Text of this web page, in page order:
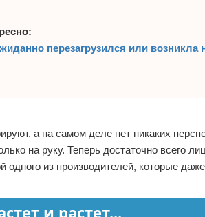
перезагрузился или
а на самом деле нет никаких
на руку. Теперь достаточно всего
одного из производителей, которые
и растет...